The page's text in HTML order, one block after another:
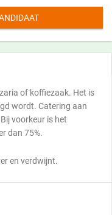
of koffiezaak. Het is
wordt. Catering aan
voorkeur is het
dan 75%.
en verdwijnt.